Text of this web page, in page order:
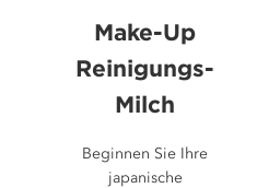
Make-Up
Reinigungs-
Milch
Beginnen Sie Ihre
japanische